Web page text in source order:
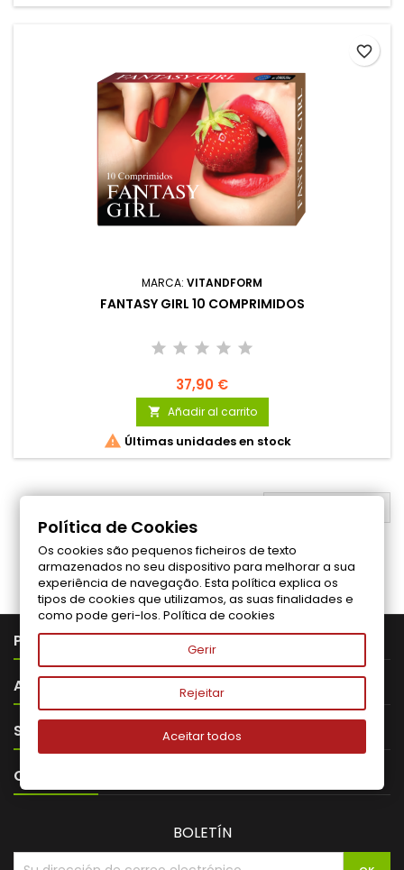
MARCA: VITANDFORM
FANTASY GIRL 10 COMPRIMIDOS
37,90 €
 Añadir al carrito
 Últimas unidades en stock
favorite_border
Síganos en Facebook
PRODUTOS 
ABOUT VITALITA 
SU CUENTA
CONTACTO
BOLETÍN
Política de Cookies
Os cookies são pequenos ficheiros de texto
armazenados no seu dispositivo para melhorar a sua
experiência de navegação. Esta política explica os
tipos de cookies que utilizamos, as suas finalidades e
como pode geri-los.Política de cookies
Gerir
Rejeitar
Aceitar todos